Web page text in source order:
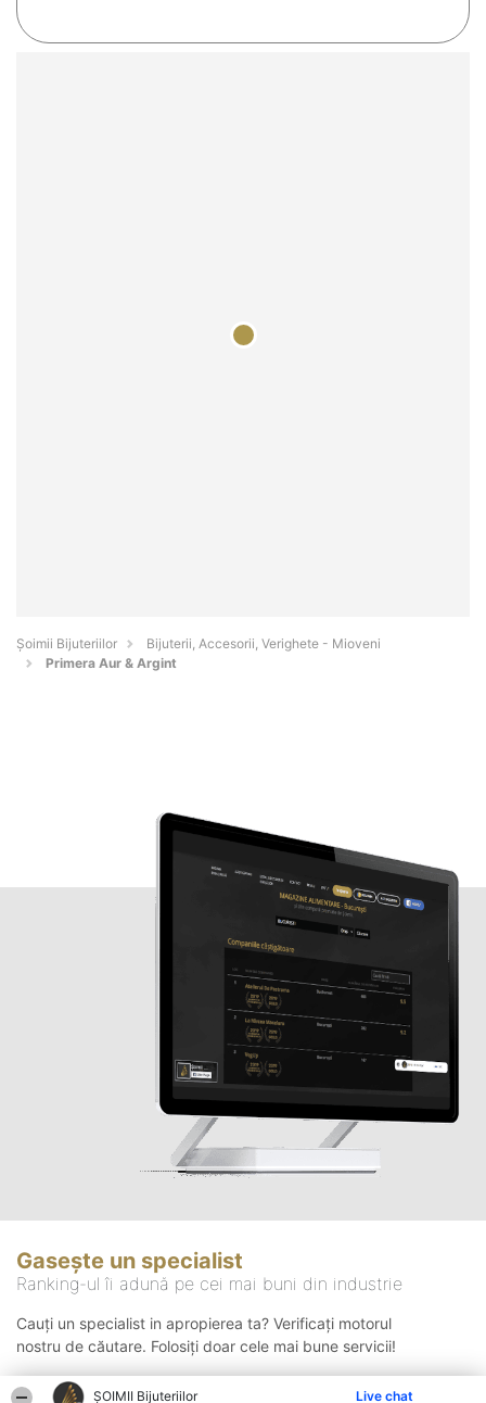
ŞOIMII Bijuteriilor Live chat
Şoimii Bijuteriilor
Bijuterii, Accesorii, Verighete - Mioveni
Primera Aur & Argint
Gasește un specialist
Ranking-ul îi adună pe cei mai buni din industrie
Cauți un specialist in apropierea ta? Verificați motorul
nostru de căutare. Folosiți doar cele mai bune servicii!